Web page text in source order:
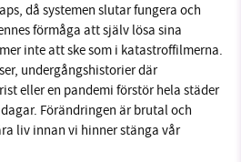
då systemen slutar fungera och
förmåga att själv lösa sina
inte att ske som i katastroffilmerna.
undergångshistorier där
eller en pandemi förstör hela städer
Förändringen är brutal och
liv innan vi hinner stänga vår